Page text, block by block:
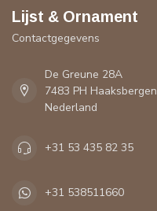
Lijst & Ornament
Contactgegevens
De Greune 28A
7483 PH Haaksbergen
Nederland
+31 53 435 82 35
+31 538511660